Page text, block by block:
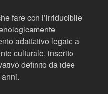
fare con l’irriducibile
adattativo legato a
culturale, inserito
definito da idee